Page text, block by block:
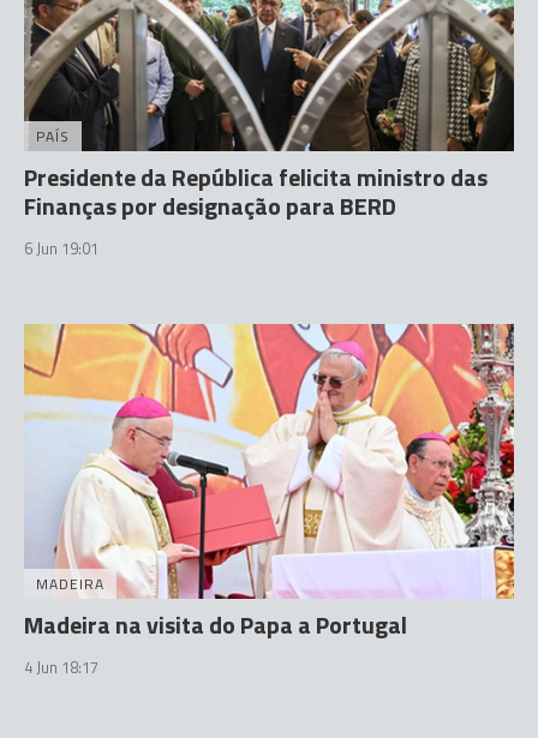
PAÍS
Presidente da República felicita ministro das
Finanças por designação para BERD
6 Jun 19:01
MADEIRA
Madeira na visita do Papa a Portugal
4 Jun 18:17